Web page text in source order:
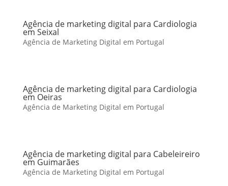
Agência de marketing digital para Cardiologia
em Seixal
Agência de Marketing Digital em Portugal
Agência de marketing digital para Cardiologia
em Oeiras
Agência de Marketing Digital em Portugal
Agência de marketing digital para Cabeleireiro
em Guimarães
Agência de Marketing Digital em Portugal